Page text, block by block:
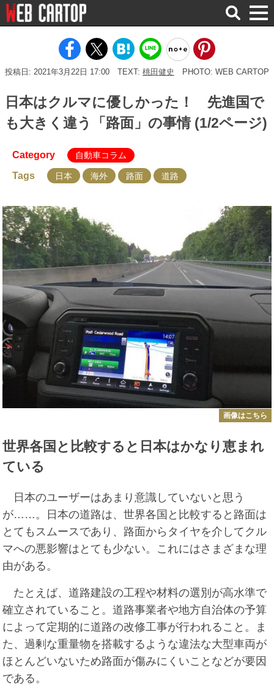
検
索
投稿日: 2021年3月22日 17:00 TEXT: 桃田健史 PHOTO: WEB CARTOP
日本はクルマに優しかった！ 先進国で
も大きく違う「路面」の事情 (1/2ページ)
Category 自動車コラム
Tags 日本 海外 路面 道路
画像はこちら
世界各国と比較すると日本はかなり恵まれ
ている
日本のユーザーはあまり意識していないと思う
が……。日本の道路は、世界各国と比較すると路面は
とてもスムースであり、路面からタイヤを介してクル
マへの悪影響はとても少ない。これにはさまざまな理
由がある。
たとえば、道路建設の工程や材料の選別が高水準で
確立されていること。道路事業者や地方自治体の予算
によって定期的に道路の改修工事が行われること。ま
た、過剰な重量物を搭載するような違法な大型車両が
ほとんどいないため路面が傷みにくいことなどが要因
である。